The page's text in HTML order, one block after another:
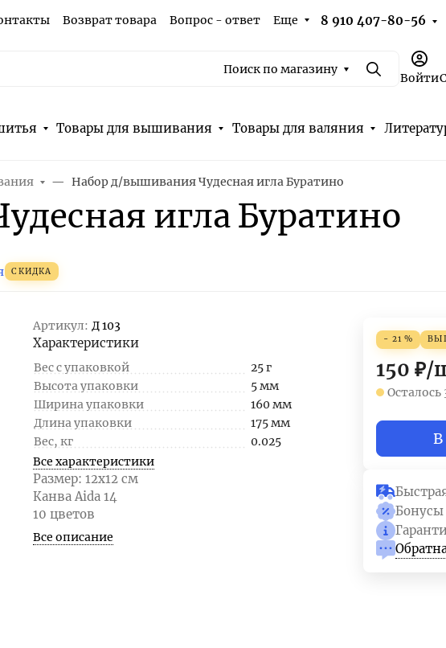
Возврат товара Вопрос - ответ Еще 8 910 407-80-56
Поиск по магазину ПоискВойти
Товары для вышивания Товары для валяния
Набор д/вышивания Чудесная игла Буратино
игла Буратино
СКИДКА
Артикул: Д 103
Характеристики
Вес с упаковкой
25 г
Высота упаковки
5 мм
Ширина упаковки
160 мм
Длина упаковки
175 мм
Вес, кг
0.025
Все характеристики
Размер: 12x12 см
Канва Aida 14
10 цветов
Все описание
- 21 %
150 ₽/
Осталось
В
Бонусы